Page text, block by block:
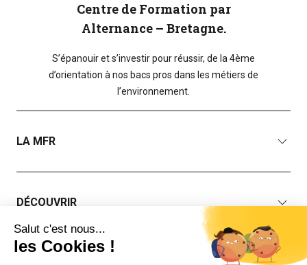
Centre de Formation par
Alternance – Bretagne.
S’épanouir et s’investir pour réussir, de la 4ème
d’orientation à nos bacs pros dans les métiers de
l’environnement.
LA MFR
DÉCOUVRIR